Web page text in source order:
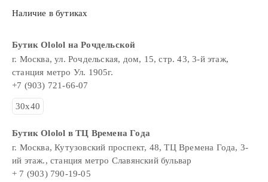
который идет в комплекте. С ним подушку удобно хранить
Рекомендации по использованию:
Плотность наполнителя можно регулировать: если подушка
кажется слишком большой, часть гречихи можно отсыпать.
Для усиления эффекта расслабления, можно добавить к
гречихе сухие травы лаванды или мяты.
Наличие в бутиках
Бутик Ololol на Рочдельской
г. Москва, ул. Рочдельская, дом, 15, стр. 43, 3-й этаж,
станция метро Ул. 1905г.
+7 (903) 721-66-07
30х40
Бутик Ololol в ТЦ Времена Года
г. Москва, Кутузовский проспект, 48, ТЦ Времена Года, 3-
ий этаж., станция метро Славянский бульвар
+ 7 (903) 790-19-05